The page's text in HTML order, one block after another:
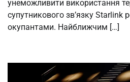
унеможливити використання
супутникового зв’язку Starlink
окупантами. Найближчим […]